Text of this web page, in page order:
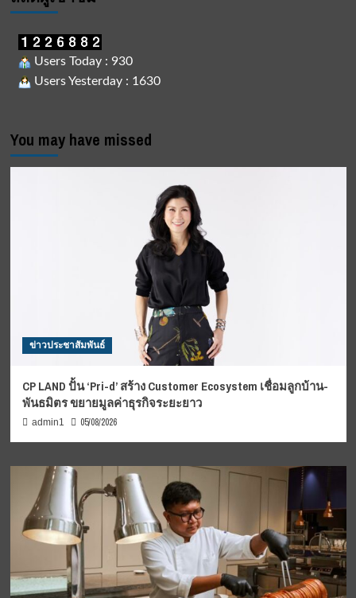
Users Today : 930
Users Yesterday : 1630
You may have missed
ข่าวประชาสัมพันธ์
CP LAND ปั้น ‘Pri-d’ สร้าง Customer Ecosystem เชื่อมลูกบ้าน-
พันธมิตร ขยายมูลค่าธุรกิจระยะยาว
admin1 05/08/2026